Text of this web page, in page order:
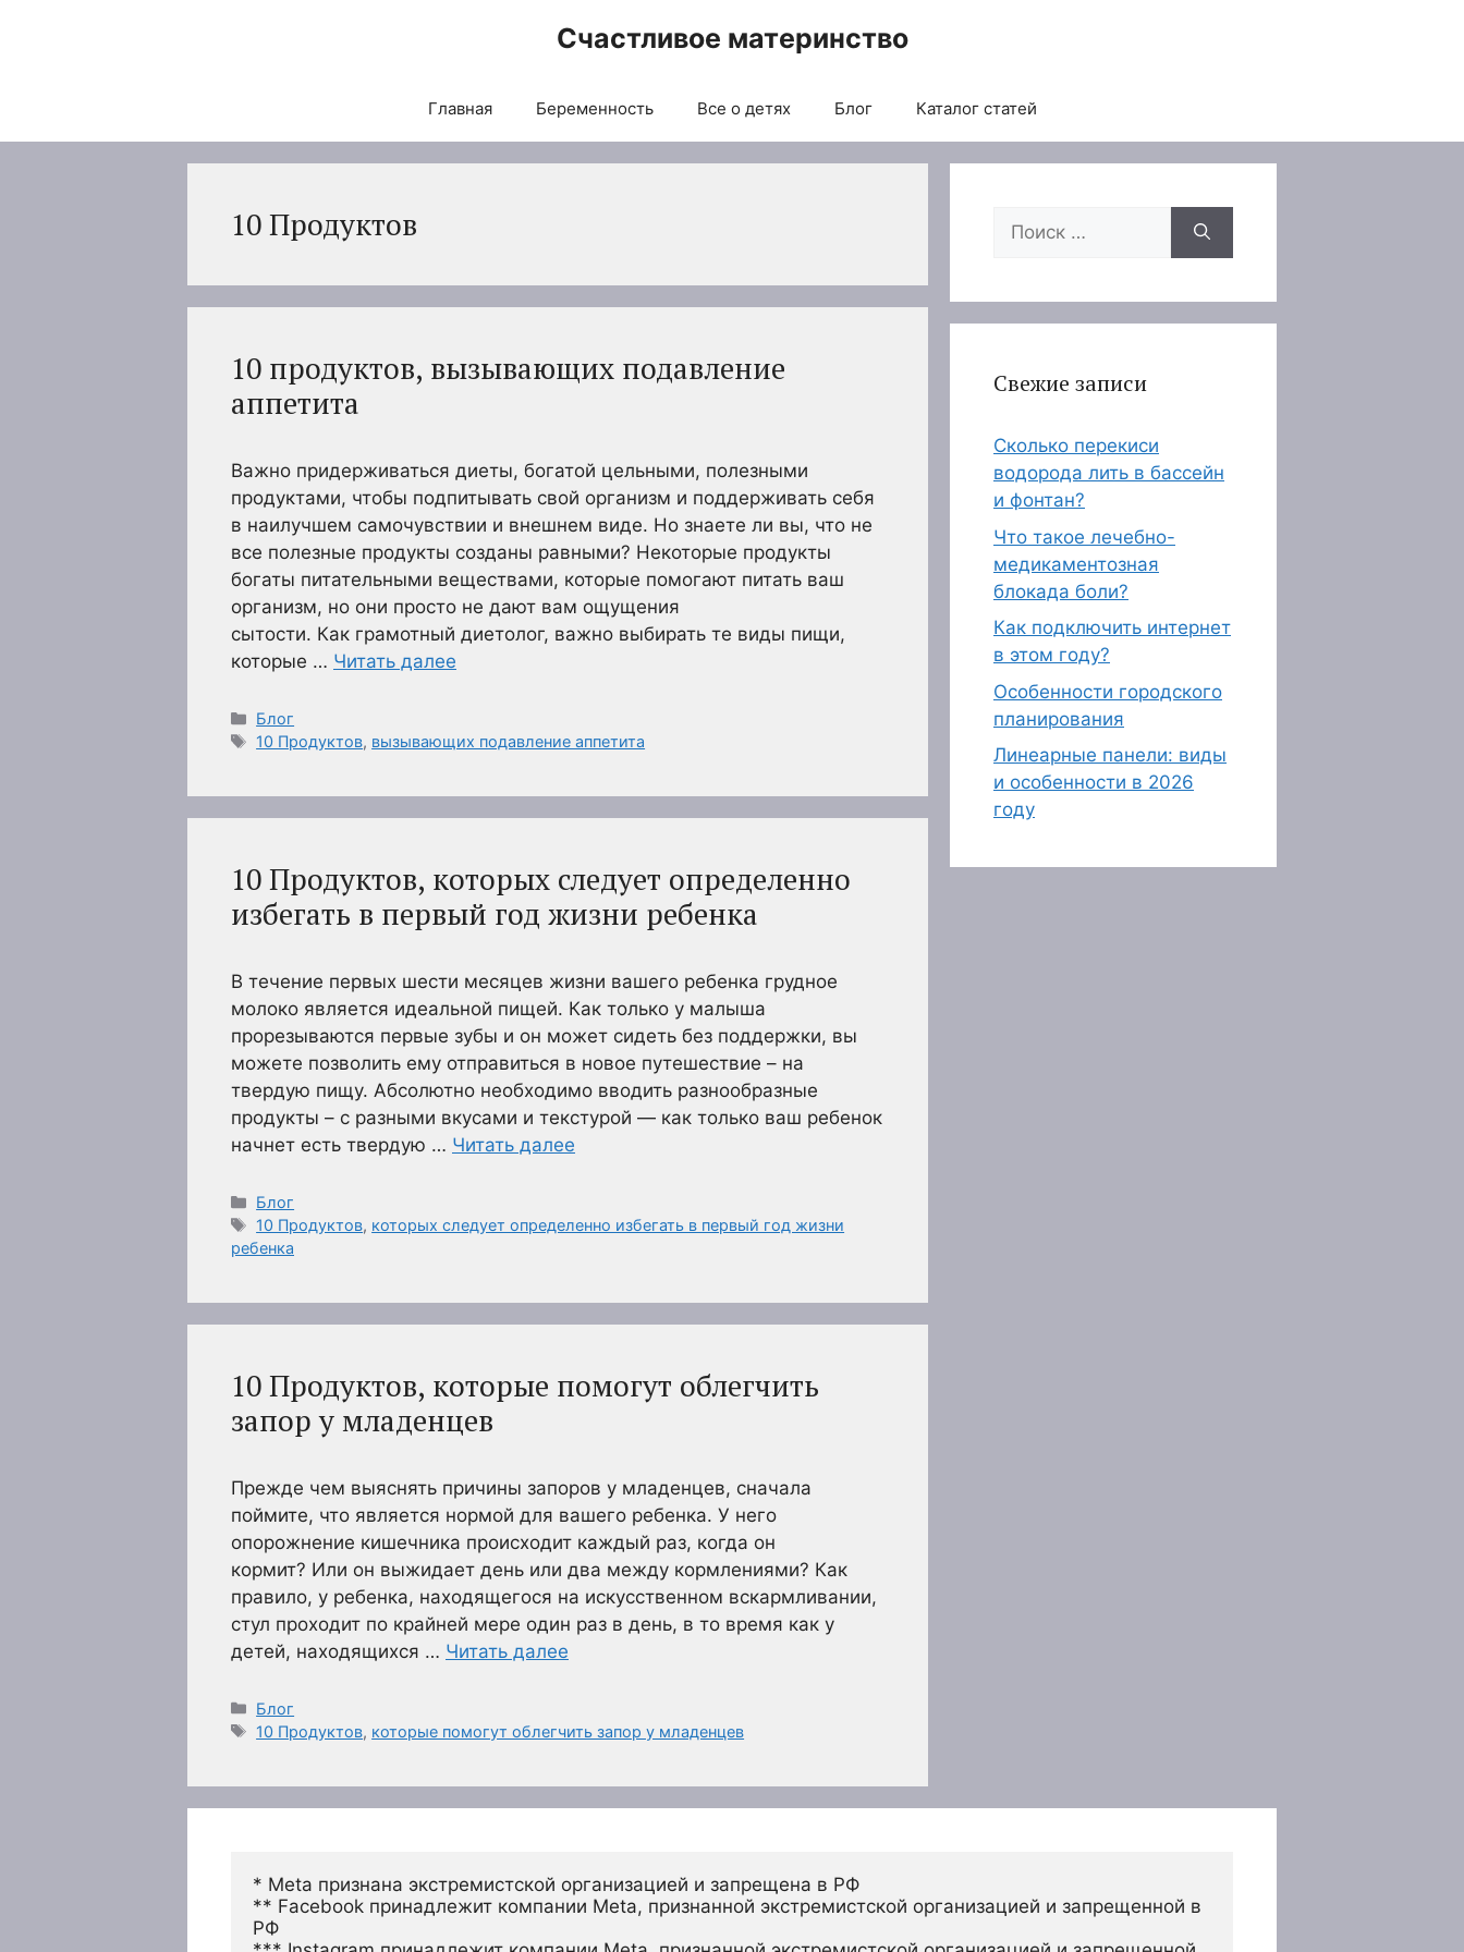
Счастливое материнство
Главная Беременность Все о детях Блог Каталог статей
10 Продуктов
10 продуктов, вызывающих подавление
аппетита
Важно придерживаться диеты, богатой цельными, полезными
продуктами, чтобы подпитывать свой организм и поддерживать себя
в наилучшем самочувствии и внешнем виде. Но знаете ли вы, что не
все полезные продукты созданы равными? Некоторые продукты
богаты питательными веществами, которые помогают питать ваш
организм, но они просто не дают вам ощущения
сытости. Как грамотный диетолог, важно выбирать те виды пищи,
которые … Читать далее
Рубрики
Блог
Метки
10 Продуктов, вызывающих подавление аппетита
10 Продуктов, которых следует определенно
избегать в первый год жизни ребенка
В течение первых шести месяцев жизни вашего ребенка грудное
молоко является идеальной пищей. Как только у малыша
прорезываются первые зубы и он может сидеть без поддержки, вы
можете позволить ему отправиться в новое путешествие – на
твердую пищу. Абсолютно необходимо вводить разнообразные
продукты – с разными вкусами и текстурой — как только ваш ребенок
начнет есть твердую … Читать далее
Рубрики
Блог
Метки
10 Продуктов, которых следует определенно избегать в первый год жизни
ребенка
10 Продуктов, которые помогут облегчить
запор у младенцев
Прежде чем выяснять причины запоров у младенцев, сначала
поймите, что является нормой для вашего ребенка. У него
опорожнение кишечника происходит каждый раз, когда он
кормит? Или он выжидает день или два между кормлениями? Как
правило, у ребенка, находящегося на искусственном вскармливании,
стул проходит по крайней мере один раз в день, в то время как у
детей, находящихся … Читать далее
Рубрики
Блог
Метки
10 Продуктов, которые помогут облегчить запор у младенцев
Поиск:
Свежие записи
Сколько перекиси
водорода лить в бассейн
и фонтан?
Что такое лечебно-
медикаментозная
блокада боли?
Как подключить интернет
в этом году?
Особенности городского
планирования
Линеарные панели: виды
и особенности в 2026
году
* Meta признана экстремистской организацией и запрещена в РФ
** Facebook принадлежит компании Meta, признанной экстремистской организацией и запрещенной в
РФ